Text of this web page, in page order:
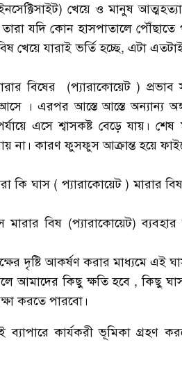
খেয়ে ও মানুষ
যদি কোন হাসপাতালে
খেয়ে যারাই ভর্তি হচ্ছে, এটা
বিষের (প্যারাকোয়েট ) প্রভাব
। এরপর আস্তে আস্তে অন্যান্য
এসে শ্বাসকষ্ট বেড়ে যায়। শেষ
না। কারণ ফুসফুস আক্রান্ত হয়ে
কি ঘাস ( প্যারাকোয়েট ) মারার
মারার বিষ (প্যারাকোয়েট)
দৃষ্টি আকর্ষণ করার মাধ্যমে এই
আমাদের কিছু ক্ষতি হবে , কিছু
করতে পারবো।
কার্যকরী ভূমিকা গ্রহণ